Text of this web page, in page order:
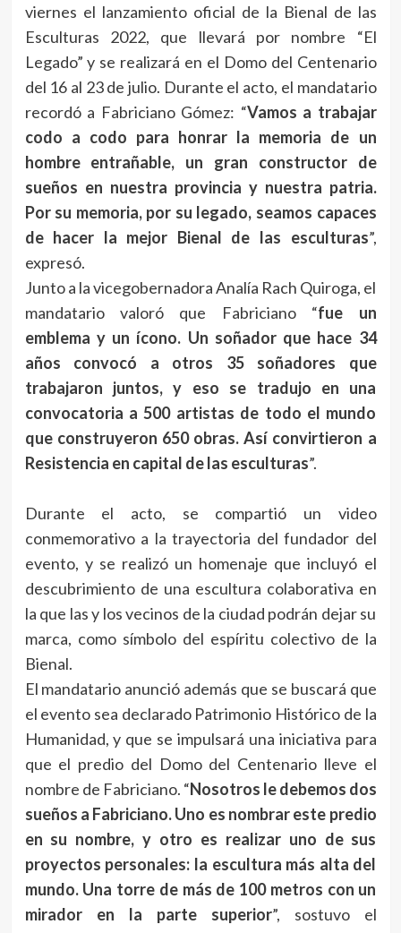
viernes el lanzamiento oficial de la Bienal de las
Esculturas 2022, que llevará por nombre “El
Legado” y se realizará en el Domo del Centenario
del 16 al 23 de julio. Durante el acto, el mandatario
recordó a Fabriciano Gómez: “Vamos a trabajar
codo a codo para honrar la memoria de un
hombre entrañable, un gran constructor de
sueños en nuestra provincia y nuestra patria.
Por su memoria, por su legado, seamos capaces
de hacer la mejor Bienal de las esculturas”,
expresó.
Junto a la vicegobernadora Analía Rach Quiroga, el
mandatario valoró que Fabriciano “fue un
emblema y un ícono. Un soñador que hace 34
años convocó a otros 35 soñadores que
trabajaron juntos, y eso se tradujo en una
convocatoria a 500 artistas de todo el mundo
que construyeron 650 obras. Así convirtieron a
Resistencia en capital de las esculturas”.
Durante el acto, se compartió un video
conmemorativo a la trayectoria del fundador del
evento, y se realizó un homenaje que incluyó el
descubrimiento de una escultura colaborativa en
la que las y los vecinos de la ciudad podrán dejar su
marca, como símbolo del espíritu colectivo de la
Bienal.
El mandatario anunció además que se buscará que
el evento sea declarado Patrimonio Histórico de la
Humanidad, y que se impulsará una iniciativa para
que el predio del Domo del Centenario lleve el
nombre de Fabriciano. “Nosotros le debemos dos
sueños a Fabriciano. Uno es nombrar este predio
en su nombre, y otro es realizar uno de sus
proyectos personales: la escultura más alta del
mundo. Una torre de más de 100 metros con un
mirador en la parte superior”, sostuvo el